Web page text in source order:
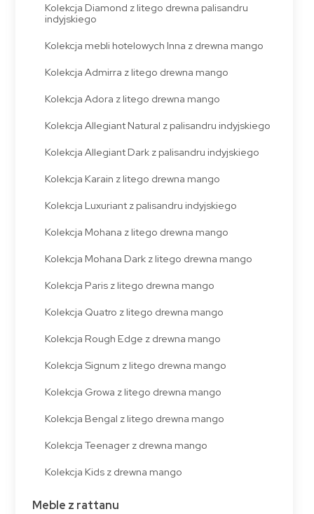
Kolekcja Diamond z litego drewna palisandru
indyjskiego
Kolekcja mebli hotelowych Inna z drewna mango
Kolekcja Admirra z litego drewna mango
Kolekcja Adora z litego drewna mango
Kolekcja Allegiant Natural z palisandru indyjskiego
Kolekcja Allegiant Dark z palisandru indyjskiego
Kolekcja Karain z litego drewna mango
Kolekcja Luxuriant z palisandru indyjskiego
Kolekcja Mohana z litego drewna mango
Kolekcja Mohana Dark z litego drewna mango
Kolekcja Paris z litego drewna mango
Kolekcja Quatro z litego drewna mango
Kolekcja Rough Edge z drewna mango
Kolekcja Signum z litego drewna mango
Kolekcja Growa z litego drewna mango
Kolekcja Bengal z litego drewna mango
Kolekcja Teenager z drewna mango
Kolekcja Kids z drewna mango
Meble z rattanu